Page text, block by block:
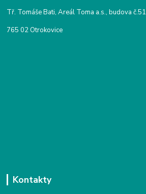
Tř. Tomáše Bati, Areál Toma a.s., budova č.51
765 02 Otrokovice
Kontakty